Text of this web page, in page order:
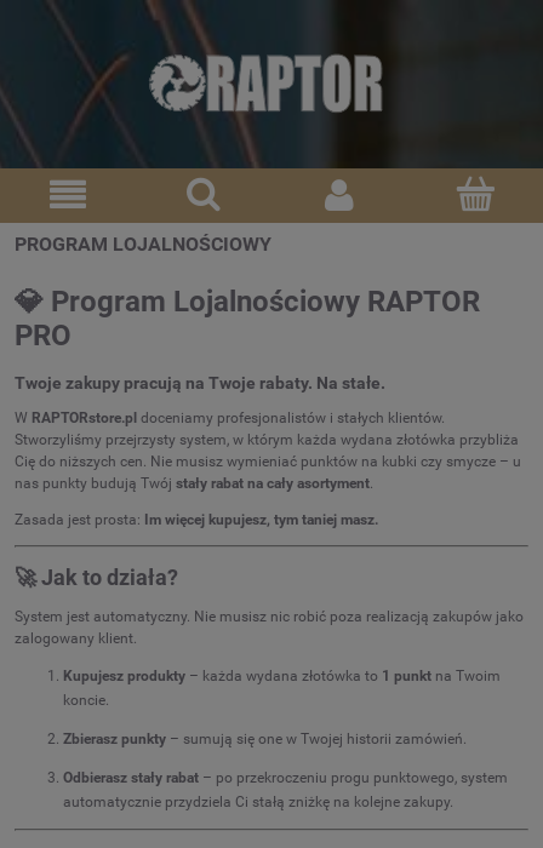
PROGRAM LOJALNOŚCIOWY
💎 Program Lojalnościowy RAPTOR
PRO
Twoje zakupy pracują na Twoje rabaty. Na stałe.
W RAPTORstore.pl doceniamy profesjonalistów i stałych klientów.
Stworzyliśmy przejrzysty system, w którym każda wydana złotówka przybliża
Cię do niższych cen. Nie musisz wymieniać punktów na kubki czy smycze – u
nas punkty budują Twój stały rabat na cały asortyment
Zasada jest prosta: Im więcej kupujesz, tym taniej masz.
🚀 Jak to działa?
System jest automatyczny. Nie musisz nic robić poza realizacją zakupów jako
zalogowany klient.
Kupujesz produkty – każda wydana złotówka to 1 punkt na Twoim
koncie.
Zbierasz punkty – sumują się one w Twojej historii zamówień.
Odbierasz stały rabat – po przekroczeniu progu punktowego, system
automatycznie przydziela Ci stałą zniżkę na kolejne zakupy.